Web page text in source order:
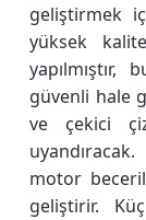
geliştirmek
yüksek
güvenli hale
ve çekici
motor
geliştirir.